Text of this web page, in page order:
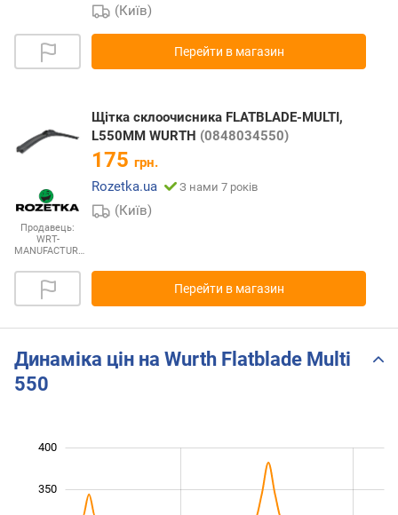
(Київ)
Перейти в магазин
Продавець:
WRT-
MANUFACTUR…
Щітка склоочисника FLATBLADE-MULTI,
L550MM WURTH (0848034550)
175 грн.
Rozetka.ua
З нами 7 років
(Київ)
Перейти в магазин
Динаміка цін на Wurth Flatblade Multi
550
350
400